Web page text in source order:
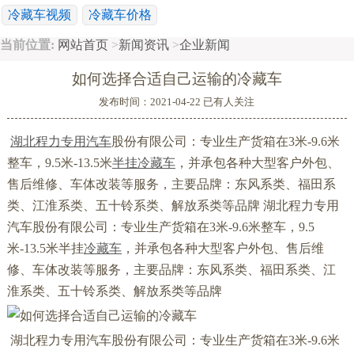
冷藏车视频
冷藏车价格
当前位置: 网站首页 >新闻资讯 >企业新闻
如何选择合适自己运输的冷藏车
发布时间：2021-04-22 已有人关注
湖北程力专用汽车股份有限公司：专业生产货箱在3米-9.6米
整车，9.5米-13.5米半挂冷藏车，并承包各种大型客户外包、
售后维修、车体改装等服务，主要品牌：东风系类、福田系
类、江淮系类、五十铃系类、解放系类等品牌 湖北程力专用
汽车股份有限公司：专业生产货箱在3米-9.6米整车，9.5
米-13.5米半挂冷藏车，并承包各种大型客户外包、售后维
修、车体改装等服务，主要品牌：东风系类、福田系类、江
淮系类、五十铃系类、解放系类等品牌
湖北程力专用汽车股份有限公司：专业生产货箱在3米-9.6米